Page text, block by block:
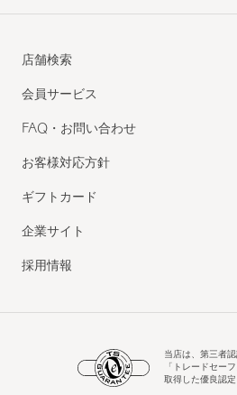
店舗検索
会員サービス
FAQ・お問い合わせ
お客様対応方針
ギフトカード
企業サイト
採用情報
当店は、第三者
「トレードセー
取得した優良認